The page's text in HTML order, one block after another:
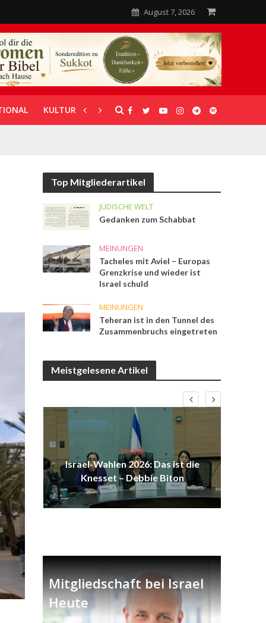
August 7, 2026
KULTUR UNTERSTÜTZUNG
Top Mitgliederartikel
JÜDISCHE WELT
Gedanken zum Schabbat
MEINUNGEN
Tacheles mit Aviel – Europas
Grenzkrise und wieder ist
Israel schuld
MEINUNGEN
Teheran ist in den Tunnel des
Zusammenbruchs eingetreten
Meistgelesene Artikel
Israel
Israel-Wahlen 2026: Das ist die
Knesset – Debbie Biton
Mitgliedschaft bei Israel
Heute